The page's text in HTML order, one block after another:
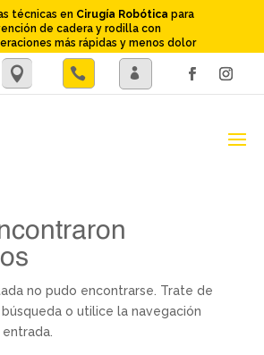
técnicas en Cirugía Robótica para
de cadera y rodilla con
más rápidas y menos dolor

no pudo encontrarse. Trate de
o utilice la navegación